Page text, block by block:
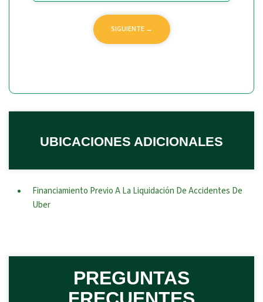
UBICACIONES ADICIONALES
Financiamiento Previo A La Liquidación De Accidentes De
Uber
PREGUNTAS